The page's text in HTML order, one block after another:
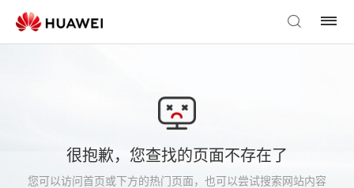
很抱歉，您查找的页面不存在了
您可以访问首页或下方的热门页面，也可以尝试搜索网站内容